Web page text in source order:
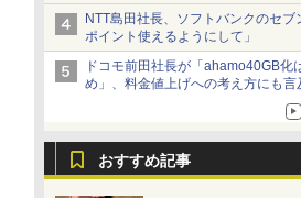
NTT島田社長、ソフトバンクのセブ
ポイント使えるようにして」
ドコモ前田社長が「ahamo40GB化
め」、料金値上げへの考え方にも言
おすすめ記事